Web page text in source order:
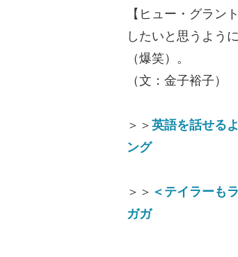
【ヒュー・グラン
したいと思うよう
（爆笑）。
（文：金子裕子）
＞＞ 英語を話せる
ング
＞＞ ＜テイラーも
ガガ